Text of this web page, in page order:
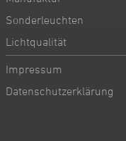
Sonderleuchten
Lichtqualität
Impressum
Datenschutzerklärung